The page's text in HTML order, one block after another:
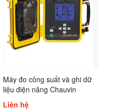
Máy đo công suất và ghi dữ
liệu điện năng Chauvin
Arnoux PEL105
Liên hệ